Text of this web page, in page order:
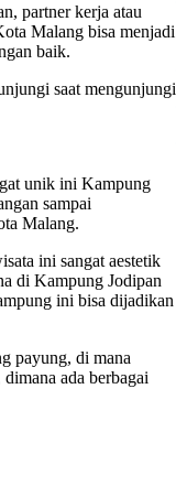
partner kerja atau
Malang bisa menjadi
baik.
saat mengunjungi
unik ini Kampung
sampai
Malang.
ini sangat aestetik
di Kampung Jodipan
ini bisa dijadikan
payung, di mana
ada berbagai